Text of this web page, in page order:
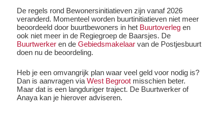
De regels rond Bewonersinitiatieven zijn vanaf 2026
veranderd. Momenteel worden buurtinitiatieven niet meer
beoordeeld door buurtbewoners in het Buurtoverleg en
ook niet meer in de Regiegroep de Baarsjes. De
Buurtwerker en deGebiedsmakelaar van de Postjesbuurt
doen nu de beoordeling.
Heb je een omvangrijk plan waar veel geld voor nodig is?
Dan is aanvragen viaWest Begroot misschien beter.
Maar dat is een langduriger traject. De Buurtwerker of
Anaya kan je hierover adviseren.